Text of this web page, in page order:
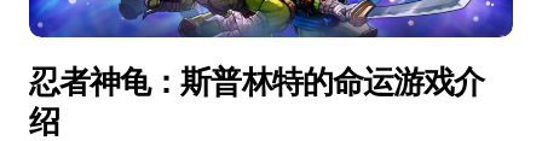
忍者神龟：斯普林特的命运游戏介
绍